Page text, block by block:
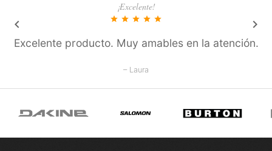
¡Excelente!
star star star star star
Excelente producto. Muy amables en la atención.
– Laura
keyboard_arrow_left keyboard_arrow_right